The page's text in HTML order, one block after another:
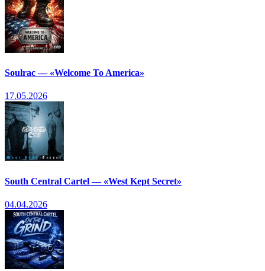
Soulrac — «Welcome To America»
17.05.2026
South Central Cartel — «West Kept Secret»
04.04.2026